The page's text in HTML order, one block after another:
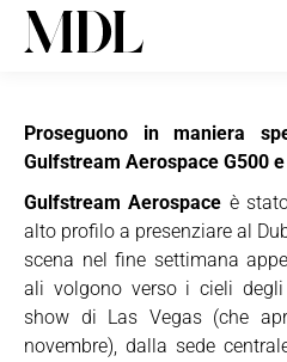
Proseguono in maniera
Gulfstream Aerospace G500
Gulfstream Aerospace è
alto profilo a presenziare al
scena nel fine settimana
ali volgono verso i cieli degli
show di Las Vegas (che
novembre), dalla sede